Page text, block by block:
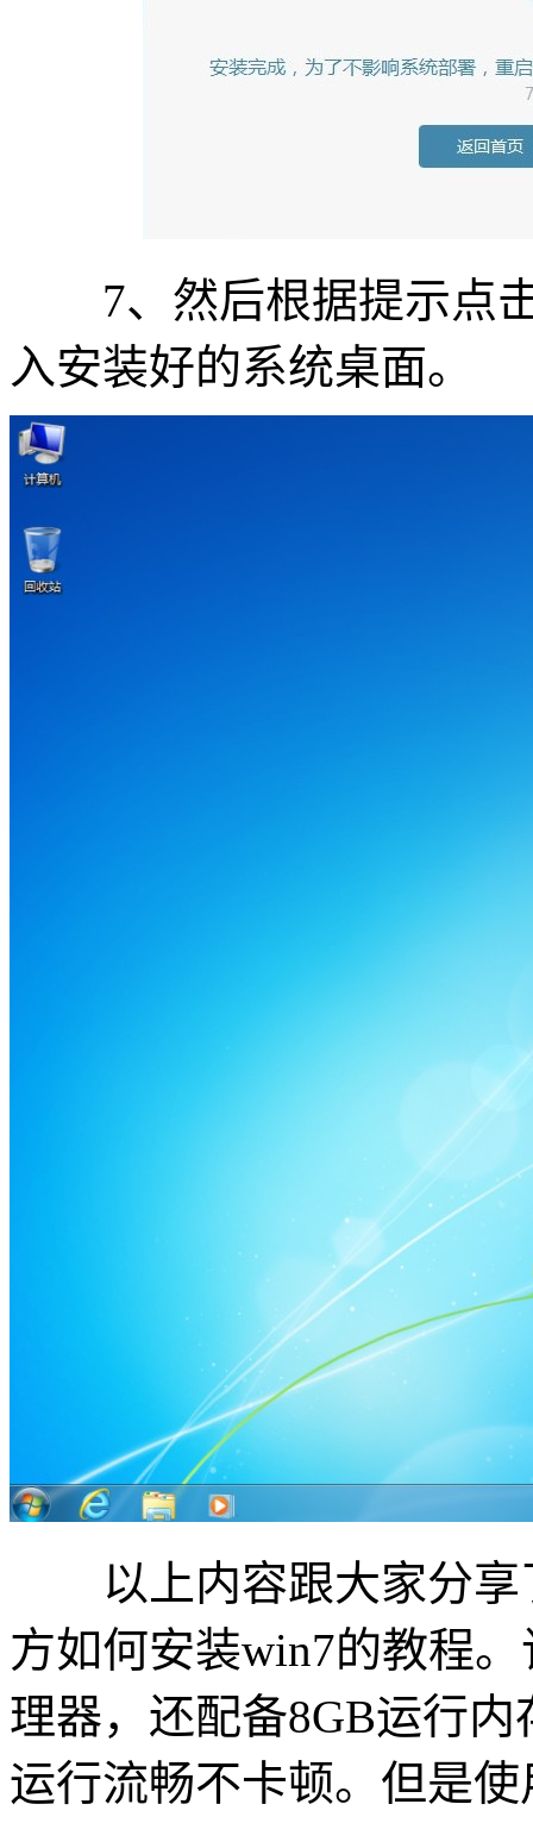
7、然后根据提示点击
入安装好的系统桌面。
以上内容跟大家分享
方如何安装win7的教程
理器，还配备8GB运行
运行流畅不卡顿。但是